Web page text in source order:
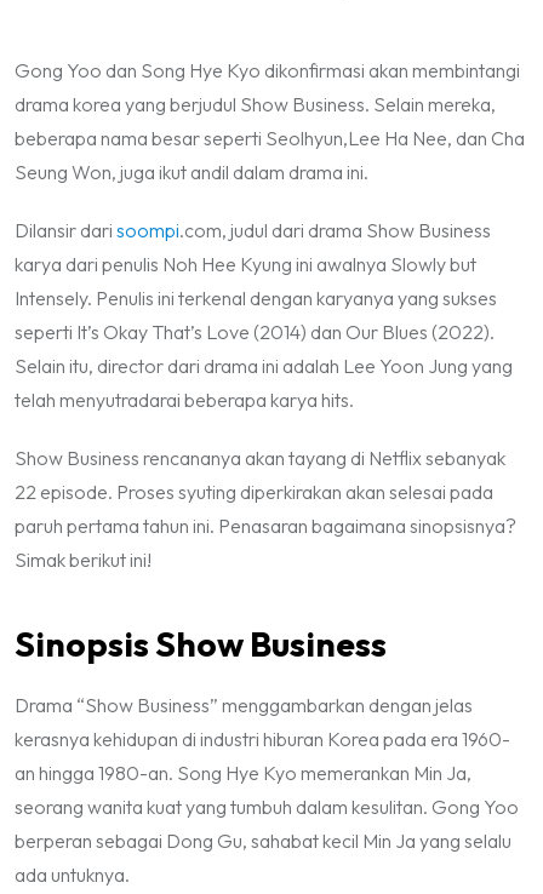
Gong Yoo dan Song Hye Kyo dikonfirmasi akan membintangi
drama korea yang berjudul Show Business. Selain mereka,
beberapa nama besar seperti Seolhyun,Lee Ha Nee, dan Cha
Seung Won, juga ikut andil dalam drama ini.
Dilansir dari soompi.com, judul dari drama Show Business
karya dari penulis Noh Hee Kyung ini awalnya Slowly but
Intensely. Penulis ini terkenal dengan karyanya yang sukses
seperti It’s Okay That’s Love (2014) dan Our Blues (2022).
Selain itu, director dari drama ini adalah Lee Yoon Jung yang
telah menyutradarai beberapa karya hits.
Show Business rencananya akan tayang di Netflix sebanyak
22 episode. Proses syuting diperkirakan akan selesai pada
paruh pertama tahun ini. Penasaran bagaimana sinopsisnya?
Simak berikut ini!
Sinopsis Show Business
Drama “Show Business” menggambarkan dengan jelas
kerasnya kehidupan di industri hiburan Korea pada era 1960-
an hingga 1980-an. Song Hye Kyo memerankan Min Ja,
seorang wanita kuat yang tumbuh dalam kesulitan. Gong Yoo
berperan sebagai Dong Gu, sahabat kecil Min Ja yang selalu
ada untuknya.